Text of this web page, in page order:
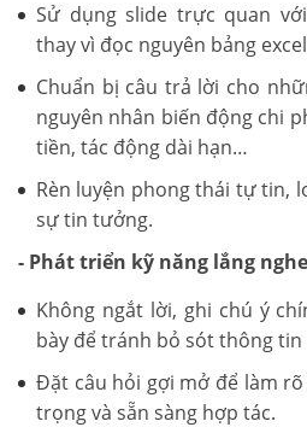
Sử dụng slide trực quan
thay vì đọc nguyên bảng
Chuẩn bị câu trả lời cho
nguyên nhân biến động chi
tiền, tác động dài hạn…
Rèn luyện phong thái tự tin,
sự tin tưởng.
- Phát triển kỹ năng lắng
Không ngắt lời, ghi chú ý
bày để tránh bỏ sót thông
Đặt câu hỏi gợi mở để làm
trọng và sẵn sàng hợp tác.